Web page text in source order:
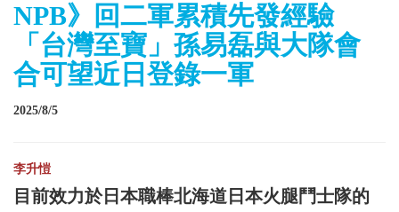
NPB》回二軍累積先發經驗
「台灣至寶」孫易磊與大隊會
合可望近日登錄一軍
2025/8/5
李升愷
目前效力於日本職棒北海道日本火腿鬥士隊的